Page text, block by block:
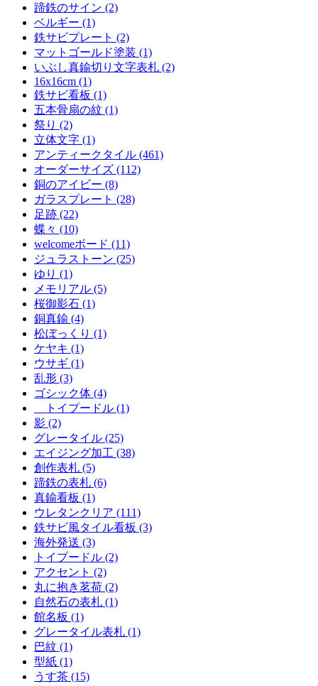
蹄鉄のサイン (2)
ベルギー (1)
鉄サビプレート (2)
マットゴールド塗装 (1)
いぶし真鍮切り文字表札 (2)
16x16cm (1)
鉄サビ看板 (1)
五本骨扇の紋 (1)
祭り (2)
立体文字 (1)
アンティークタイル (461)
オーダーサイズ (112)
銅のアイビー (8)
ガラスプレート (28)
足跡 (22)
蝶々 (10)
welcomeボード (11)
ジュラストーン (25)
ゆり (1)
メモリアル (5)
桜御影石 (1)
銅真鍮 (4)
松ぼっくり (1)
ケヤキ (1)
ウサギ (1)
乱形 (3)
ゴシック体 (4)
トイプードル (1)
影 (2)
グレータイル (25)
エイジング加工 (38)
創作表札 (5)
蹄鉄の表札 (6)
真鍮看板 (1)
ウレタンクリア (111)
鉄サビ風タイル看板 (3)
海外発送 (3)
トイプードル (2)
アクセント (2)
丸に抱き茗荷 (2)
自然石の表札 (1)
館名板 (1)
グレータイル表札 (1)
巴紋 (1)
型紙 (1)
うす茶 (15)